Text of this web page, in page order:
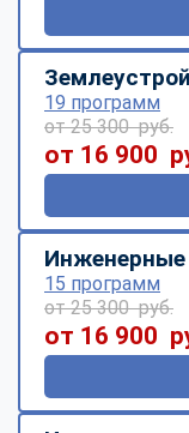
19 программ
от 25 300 руб.
от 16 900
Инженерные
15 программ
от 25 300 руб.
от 16 900